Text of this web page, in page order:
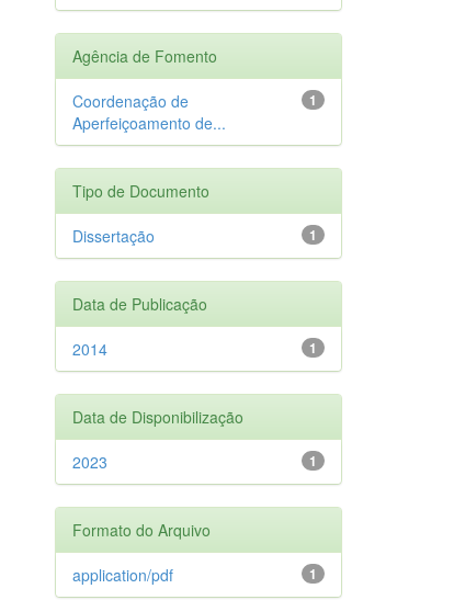
Agência de Fomento
1
Coordenação de
Aperfeiçoamento de...
Tipo de Documento
1
Dissertação
Data de Publicação
1
2014
Data de Disponibilização
1
2023
Formato do Arquivo
1
application/pdf